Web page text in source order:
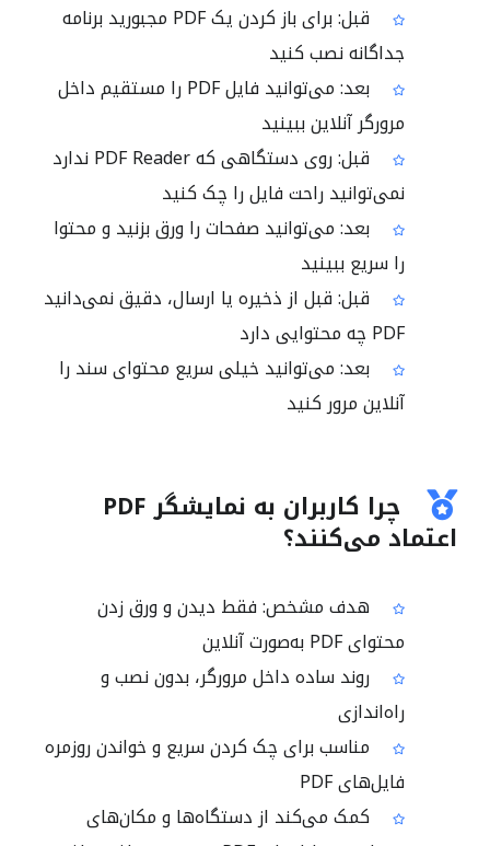
قبل: برای باز کردن یک PDF مجبورید برنامه
جداگانه نصب کنید
بعد: می‌توانید فایل PDF را مستقیم داخل
مرورگر آنلاین ببینید
قبل: روی دستگاهی که PDF Reader ندارد
نمی‌توانید راحت فایل را چک کنید
بعد: می‌توانید صفحات را ورق بزنید و محتوا
را سریع ببینید
قبل: قبل از ذخیره یا ارسال، دقیق نمی‌دانید
PDF چه محتوایی دارد
بعد: می‌توانید خیلی سریع محتوای سند را
آنلاین مرور کنید
چرا کاربران به نمایشگر PDF
اعتماد می‌کنند؟
هدف مشخص: فقط دیدن و ورق زدن
محتوای PDF به‌صورت آنلاین
روند ساده داخل مرورگر، بدون نصب و
راه‌اندازی
مناسب برای چک کردن سریع و خواندن روزمره
فایل‌های PDF
کمک می‌کند از دستگاه‌ها و مکان‌های